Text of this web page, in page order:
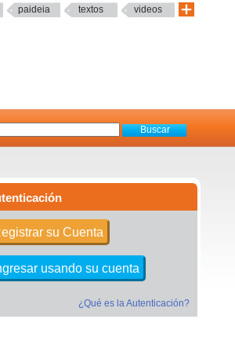
paideia textos videos
su Cuenta
usando su cuenta
¿Qué es la Autenticación?